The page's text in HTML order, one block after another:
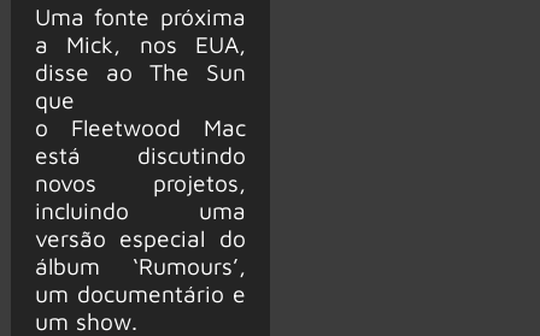
Uma fonte próxima
a Mick, nos EUA,
disse ao The Sun
que
o Fleetwood Mac
está discutindo
novos projetos,
incluindo uma
versão especial do
álbum ‘Rumours’,
um documentário e
um show.